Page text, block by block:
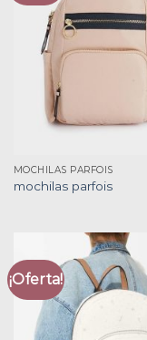
MOCHILAS PARFOIS
mochilas parfois
¡Oferta!